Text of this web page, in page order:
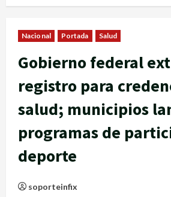
Nacional Portada Salud
Gobierno federal
registro para
salud; municipios
programas de
deporte
soporteinfix